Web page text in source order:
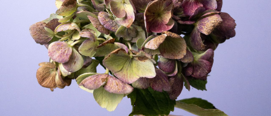
よくある質問
Q. 毎月自動でお花が届くサービスですか？
いいえ、毎月自動でお届けするサービスではありません。好